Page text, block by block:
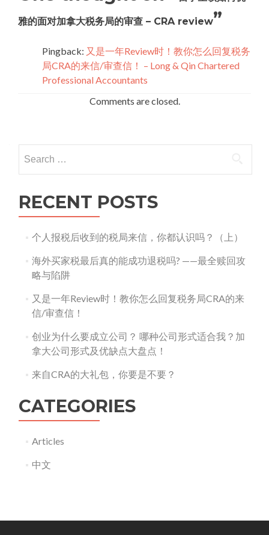
雅的面对加拿大税务局的审查 – CRA review”
Pingback: 又是一年Review时！教你怎么回复税务
局CRA的来信/审查信！ – Long & Qin Chartered
Professional Accountants
Comments are closed.
for:
RECENT POSTS
个人报税后收到的税局来信，你都认识吗？（上）
海外买家税最后真的能成功退税吗? ——最全赎回攻
略与陷阱
又是一年Review时！教你怎么回复税务局CRA的来
信/审查信！
创业为什么要成立公司？ 哪种公司形式适合我？加
拿大公司形式及优缺点大盘点！
来自CRA的大礼包，你要是不要？
CATEGORIES
Articles
中文